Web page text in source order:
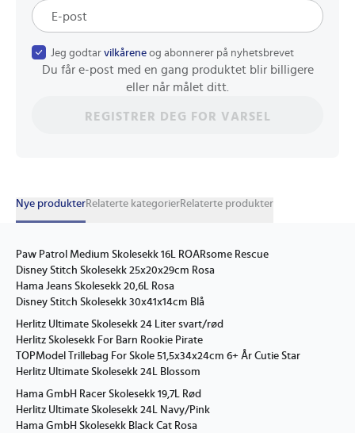
Jeg godtar vilkårene og abonnerer på nyhetsbrevet
Du får e-post med en gang produktet blir billigere
eller når målet ditt.
REGISTRER DEG FOR VARSEL
Nye produkterRelaterte kategorierRelaterte produkter
Paw Patrol Medium Skolesekk 16L ROARsome Rescue
Disney Stitch Skolesekk 25x20x29cm Rosa
Hama Jeans Skolesekk 20,6L Rosa
Disney Stitch Skolesekk 30x41x14cm Blå
Herlitz Ultimate Skolesekk 24 Liter svart/rød
Herlitz Skolesekk For Barn Rookie Pirate
TOPModel Trillebag For Skole 51,5x34x24cm 6+ År Cutie Star
Herlitz Ultimate Skolesekk 24L Blossom
Hama GmbH Racer Skolesekk 19,7L Rød
Herlitz Ultimate Skolesekk 24L Navy/Pink
Hama GmbH Skolesekk Black Cat Rosa